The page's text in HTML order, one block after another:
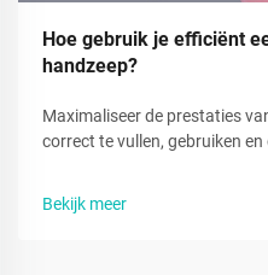
Hoe gebruik je efficiënt
handzeep?
Maximaliseer de prestaties
correct te vullen, gebruiken
handzeep. Lees nu meer.
Bekijk meer